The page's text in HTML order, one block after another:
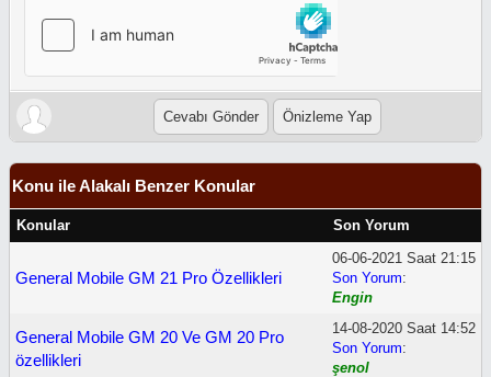
Konu ile Alakalı Benzer Konular
Konular Son Yorum
General Mobile GM 21 Pro Özellikleri
06-06-2021 Saat 21:15
Son Yorum:
Engin
General Mobile GM 20 Ve GM 20 Pro
özellikleri
14-08-2020 Saat 14:52
Son Yorum:
şenol